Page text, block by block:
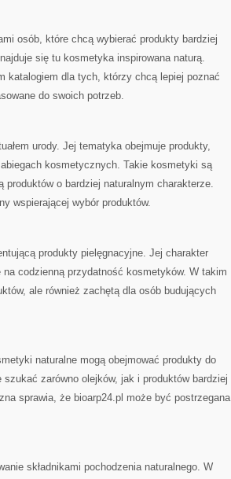
osób, które chcą wybierać produkty bardziej
się tu kosmetyka inspirowana naturą.
katalogiem dla tych, którzy chcą lepiej poznać
do swoich potrzeb.
urody. Jej tematyka obejmuje produkty,
kosmetycznych. Takie kosmetyki są
o bardziej naturalnym charakterze.
wspierającej wybór produktów.
produkty pielęgnacyjne. Jej charakter
codzienną przydatność kosmetyków. W takim
ale również zachętą dla osób budujących
naturalne mogą obejmować produkty do
zarówno olejków, jak i produktów bardziej
sprawia, że bioarp24.pl może być postrzegana
składnikami pochodzenia naturalnego. W